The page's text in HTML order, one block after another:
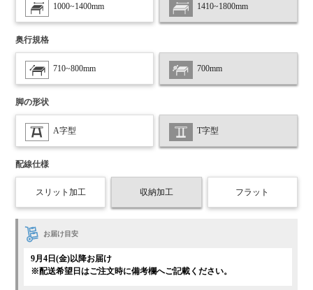
1000~1400mm 1410~1800mm
奥行規格
710~800mm 700mm
脚の形状
A字型 T字型
配線仕様
スリット加工 収納加工 フラット
お届け目安
9月4日(金)以降お届け
※配送希望日はご注文時に備考欄へご記載ください。